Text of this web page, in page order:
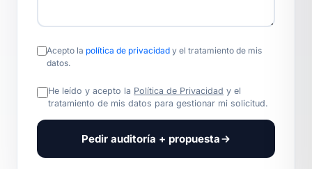
Acepto la política de privacidad y el tratamiento de mis
datos.
He leído y acepto la Política de Privacidad y el
tratamiento de mis datos para gestionar mi solicitud.
Pedir auditoría + propuesta